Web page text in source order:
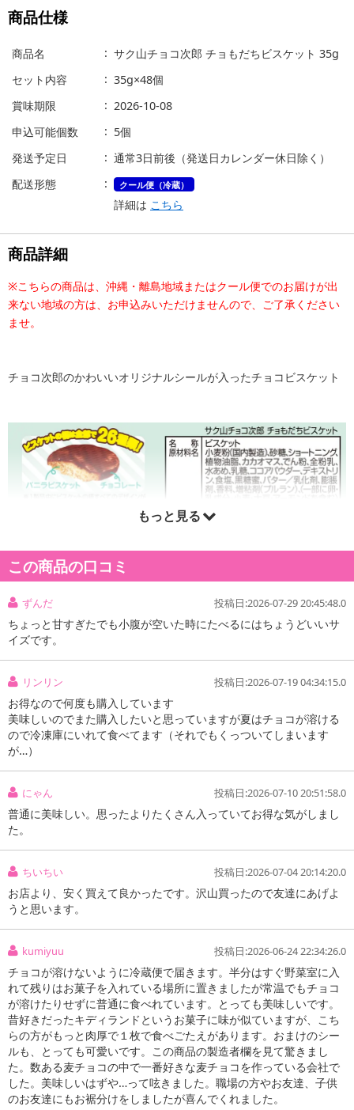
商品仕様
商品名
サク山チョコ次郎 チョもだちビスケット 35g
セット内容
35g×48個
賞味期限
2026-10-08
申込可能個数
5個
発送予定日
通常3日前後（発送日カレンダー休日除く）
配送形態
クール便（冷蔵）
詳細は こちら
商品詳細
※こちらの商品は、沖縄・離島地域またはクール便でのお届けが出
来ない地域の方は、お申込みいただけませんので、ご了承ください
ませ。
チョコ次郎のかわいいオリジナルシールが入ったチョコビスケット
注意事項
こちらの商品はクール便(冷蔵)でのお届けとなります。確実に受
け取りが可能な方のみお申し込みください。
来ない地域の方は、お申込みいただけませんので、ご了承ください
ませ。
※配送時に、ご不在でお受け取りいただけなかった場合、通常より
保管期間が短くなっておりますので、お早目に配送業者へ再配達を
ご連絡ください。
※保管期間切れにより返送となった場合は、配送元に返送となりま
す。お申込みは、キャンセル返金とさせていただきます。
※クロネコメンバーズへご登録いただきましても「再配達依頼・お
届け日変更」をお受けが出来ません。
もっと見る
この商品の口コミ
ずんだ 投稿日:2026-07-29 20:45:48.0
ちょっと甘すぎたでも小腹が空いた時にたべるにはちょうどいいサ
イズです。
リンリン 投稿日:2026-07-19 04:34:15.0
お得なので何度も購入しています
美味しいのでまた購入したいと思っていますが夏はチョコが溶ける
ので冷凍庫にいれて食べてます（それでもくっついてしまいます
が…）
にゃん 投稿日:2026-07-10 20:51:58.0
普通に美味しい。思ったよりたくさん入っていてお得な気がしまし
た。
ちいちい 投稿日:2026-07-04 20:14:20.0
お店より、安く買えて良かったです。沢山買ったので友達にあげよ
うと思います。
kumiyuu 投稿日:2026-06-24 22:34:26.0
チョコが溶けないように冷蔵便で届きます。半分はすぐ野菜室に入
れて残りはお菓子を入れている場所に置きましたが常温でもチョコ
が溶けたりせずに普通に食べれています。とっても美味しいです。
昔好きだったキディランドというお菓子に味が似ていますが、こち
らの方がもっと肉厚で１枚で食べごたえがあります。おまけのシー
ルも、とっても可愛いです。この商品の製造者欄を見て驚きまし
た。数ある麦チョコの中で一番好きな麦チョコを作っている会社で
した。美味しいはずや…って呟きました。職場の方やお友達、子供
のお友達にもお裾分けをしましたが喜んでくれました。